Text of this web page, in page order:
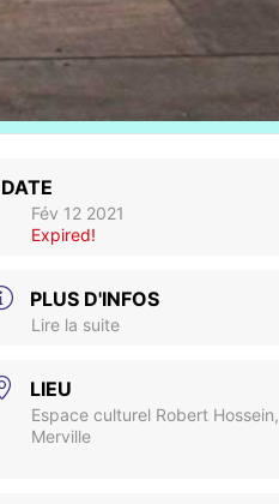
DATE
Fév 12 2021
Expired!
PLUS D'INFOS
Lire la suite
LIEU
Espace culturel Robert Hossein,
Merville